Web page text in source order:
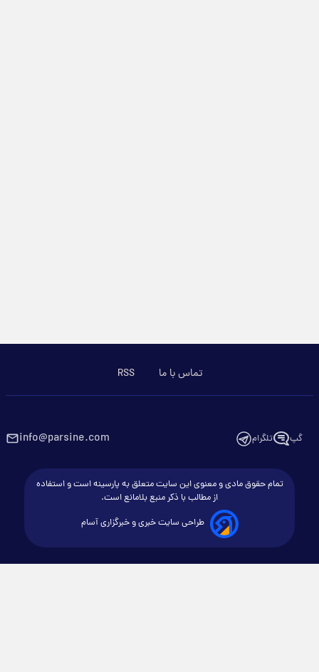
تماس با ما RSS
گپ تلگرام info@parsine.com
تمام حقوق مادی و معنوی این سایت متعلق به پارسینه است و استفاده
از مطالب با ذکر منبع بلامانع است.
طراحی سایت خبری و خبرگزاری آسام